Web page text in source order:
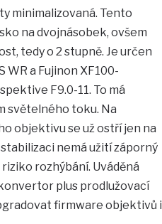
minimalizovaná. Tento
na dvojnásobek, ovšem
tedy o 2 stupně. Je určen
WR a Fujinon XF100-
F9.0-11. To má
světelného toku. Na
objektivu se už ostří jen na
nemá užití záporný
rozhýbání. Uváděná
plus prodlužovací
firmware objektivů i